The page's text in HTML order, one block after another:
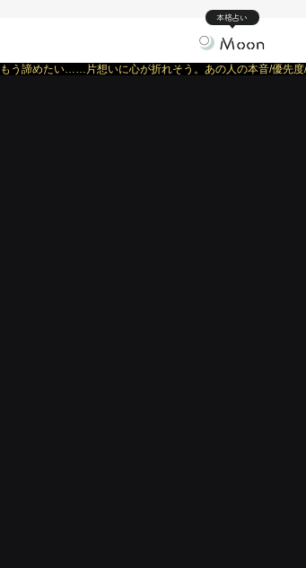
本格占い
もう諦めたい……片想いに心が折れそう。あの人の本音/優先度